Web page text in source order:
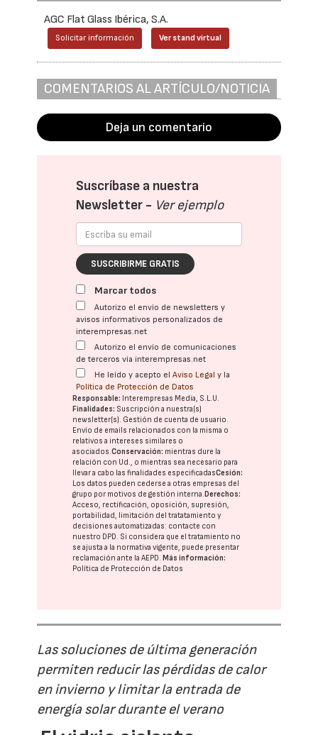
AGC Flat Glass Ibérica, S.A.
Solicitar información Ver stand virtual
COMENTARIOS AL ARTÍCULO/NOTICIA
Deja un comentario
Suscríbase a nuestra
Newsletter - Ver ejemplo
SUSCRIBIRME GRATIS
Marcar todos
Autorizo el envío de newsletters y
avisos informativos personalizados de
interempresas.net
Autorizo el envío de comunicaciones
de terceros vía interempresas.net
He leído y acepto elAviso Legal y la
Política de Protección de Datos
Responsable: Interempresas Media, S.L.U.
Finalidades: Suscripción a nuestra(s)
newsletter(s). Gestión de cuenta de usuario.
Envío de emails relacionados con la misma o
relativos a intereses similares o
asociados.Conservación: mientras dure la
relación con Ud., o mientras sea necesario para
llevar a cabo las finalidades especificadasCesión:
Los datos pueden cederse a otras empresas del
grupo por motivos de gestión interna. Derechos:
Acceso, rectificación, oposición, supresión,
portabilidad, limitación del tratatamiento y
decisiones automatizadas: contacte con
nuestro DPD. Si considera que el tratamiento no
se ajusta a la normativa vigente, puede presentar
reclamación ante laAEPD. Más información:
Política de Protección de Datos
Las soluciones de última generación
permiten reducir las pérdidas de calor
en invierno y limitar la entrada de
energía solar durante el verano